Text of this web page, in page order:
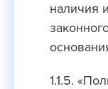
наличия
1.1.5.